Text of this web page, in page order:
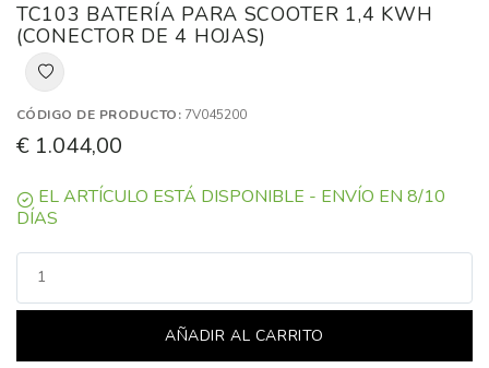
TC103 BATERÍA PARA SCOOTER 1,4 KWH
(CONECTOR DE 4 HOJAS)
CÓDIGO DE PRODUCTO: 7V045200
€ 1.044,00
EL ARTÍCULO ESTÁ DISPONIBLE - ENVÍO EN 8/10
DÍAS
AÑADIR AL CARRITO